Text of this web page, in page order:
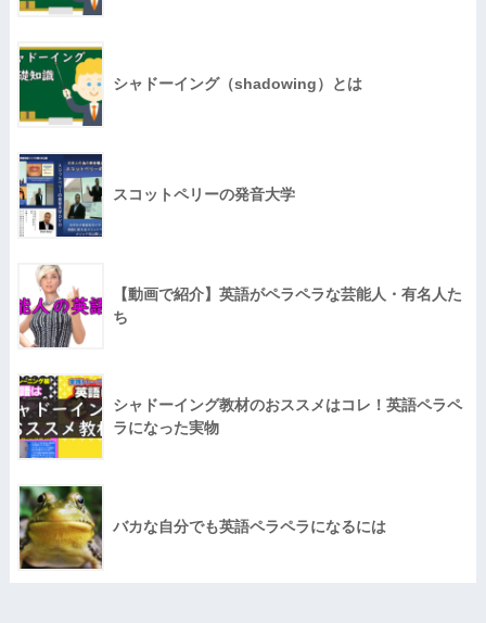
シャドーイング（shadowing）とは
スコットペリーの発音大学
【動画で紹介】英語がペラペラな芸能人・有名人た
ち
シャドーイング教材のおススメはコレ！英語ペラペ
ラになった実物
バカな自分でも英語ペラペラになるには